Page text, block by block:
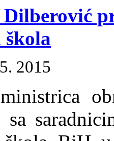
2015